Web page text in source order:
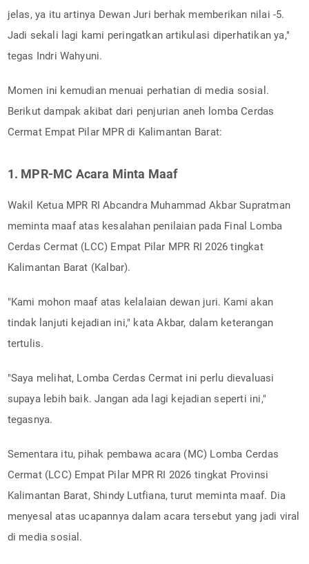
jelas, ya itu artinya Dewan Juri berhak memberikan nilai -5.
Jadi sekali lagi kami peringatkan artikulasi diperhatikan ya,"
tegas Indri Wahyuni.
Momen ini kemudian menuai perhatian di media sosial.
Berikut dampak akibat dari penjurian aneh lomba Cerdas
Cermat Empat Pilar MPR di Kalimantan Barat:
1. MPR-MC Acara Minta Maaf
Wakil Ketua MPR RI Abcandra Muhammad Akbar Supratman
meminta maaf atas kesalahan penilaian pada Final Lomba
Cerdas Cermat (LCC) Empat Pilar MPR RI 2026 tingkat
Kalimantan Barat (Kalbar).
"Kami mohon maaf atas kelalaian dewan juri. Kami akan
tindak lanjuti kejadian ini," kata Akbar, dalam keterangan
tertulis.
"Saya melihat, Lomba Cerdas Cermat ini perlu dievaluasi
supaya lebih baik. Jangan ada lagi kejadian seperti ini,"
tegasnya.
Sementara itu, pihak pembawa acara (MC) Lomba Cerdas
Cermat (LCC) Empat Pilar MPR RI 2026 tingkat Provinsi
Kalimantan Barat, Shindy Lutfiana, turut meminta maaf. Dia
menyesal atas ucapannya dalam acara tersebut yang jadi viral
di media sosial.